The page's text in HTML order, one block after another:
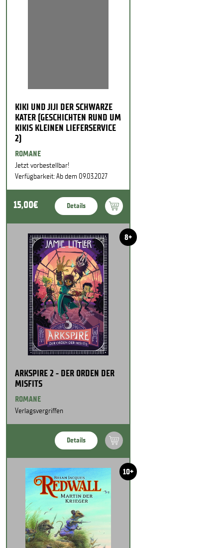
KIKI UND JIJI DER SCHWARZE
KATER (GESCHICHTEN RUND UM
KIKIS KLEINEN LIEFERSERVICE
2)
ROMANE
Jetzt vorbestellbar!
Verfügbarkeit: Ab dem 09.03.2027
15,00€ Details
8+
ARKSPIRE 2 - DER ORDEN DER
MISFITS
ROMANE
Verlagsvergriffen
Details
10+